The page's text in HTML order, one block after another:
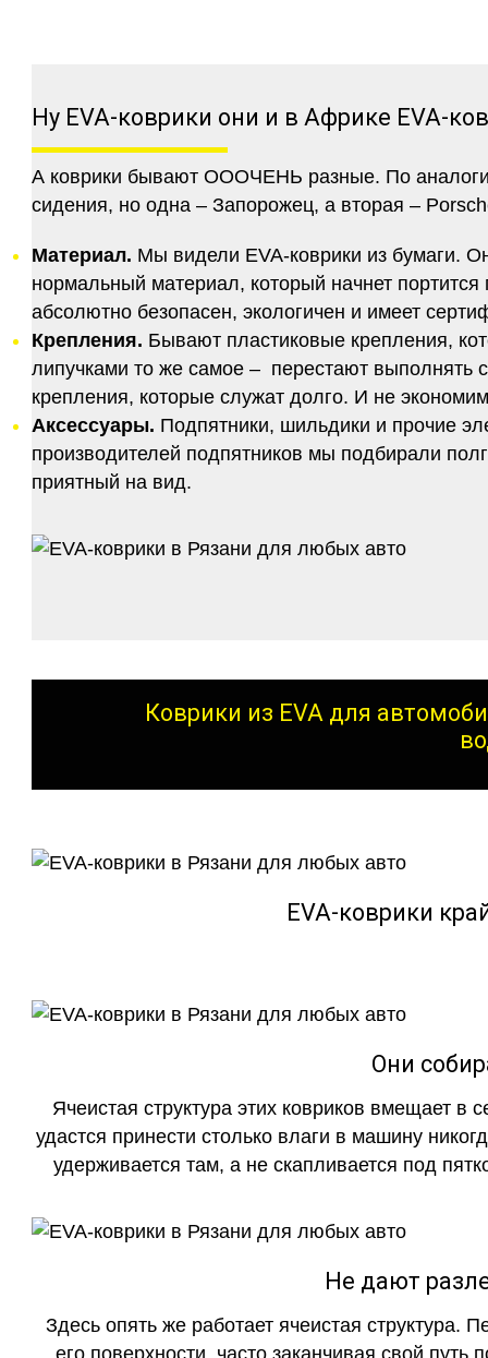
Ну EVA-коврики они и в Африке EVA-
А коврики бывают ОООЧЕНЬ разные. По
сидения, но одна – Запорожец, а вторая –
Материал. Мы видели EVA-коврики из бумаги.
нормальный материал, который начнет
абсолютно безопасен, экологичен и имеет
Крепления. Бывают пластиковые крепления,
липучками то же самое – перестают
крепления, которые служат долго. И не
Аксессуары. Подпятники, шильдики и прочие
производителей подпятников мы подбирали
приятный на вид.
Коврики из EVA для
EVA-коврики
Они
Ячеистая структура этих ковриков вмещает в
удастся принести столько влаги в машину
удерживается там, а не скапливается под
Не дают
Здесь опять же работает ячеистая структура.